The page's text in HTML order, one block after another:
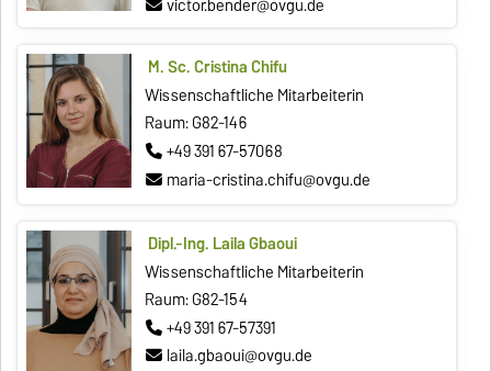
victor.bender@ovgu.de
M. Sc. Cristina Chifu
Wissenschaftliche Mitarbeiterin
Raum: G82-146
+49 391 67-57068
maria-cristina.chifu@ovgu.de
Dipl.-Ing. Laila Gbaoui
Wissenschaftliche Mitarbeiterin
Raum: G82-154
+49 391 67-57391
laila.gbaoui@ovgu.de